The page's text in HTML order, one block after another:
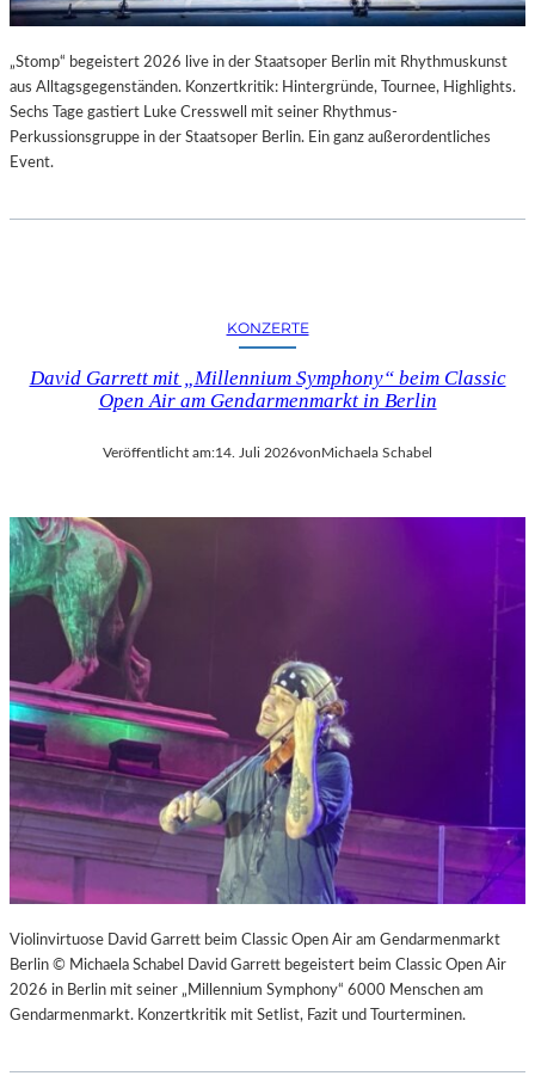
„Stomp“ begeistert 2026 live in der Staatsoper Berlin mit Rhythmuskunst
aus Alltagsgegenständen. Konzertkritik: Hintergründe, Tournee, Highlights.
Sechs Tage gastiert Luke Cresswell mit seiner Rhythmus-
Perkussionsgruppe in der Staatsoper Berlin. Ein ganz außerordentliches
Event.
KONZERTE
David Garrett mit „Millennium Symphony“ beim Classic
Open Air am Gendarmenmarkt in Berlin
Veröffentlicht am:14. Juli 2026vonMichaela Schabel
Violinvirtuose David Garrett beim Classic Open Air am Gendarmenmarkt
Berlin © Michaela Schabel David Garrett begeistert beim Classic Open Air
2026 in Berlin mit seiner „Millennium Symphony“ 6000 Menschen am
Gendarmenmarkt. Konzertkritik mit Setlist, Fazit und Tourterminen.